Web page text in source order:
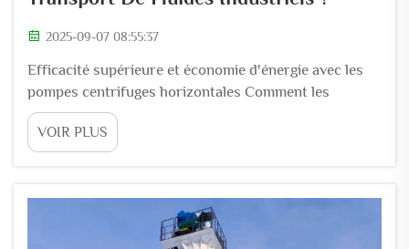
2025-09-07 08:55:37
Efficacité supérieure et économie d'énergie avec les
pompes centrifuges horizontales Comment les
pompes centrifuges horizontales assurent un
transfert d'énergie efficace Les pompes centrifuges
horizontales sont assez efficaces en matière
qui fonctionne...
VOIR PLUS